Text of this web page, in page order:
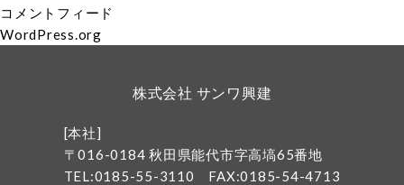
コメントフィード
WordPress.org
株式会社 サンワ興建
[本社]
〒016-0184 秋田県能代市字高塙65番地
TEL:0185-55-3110
FAX:0185-54-4713